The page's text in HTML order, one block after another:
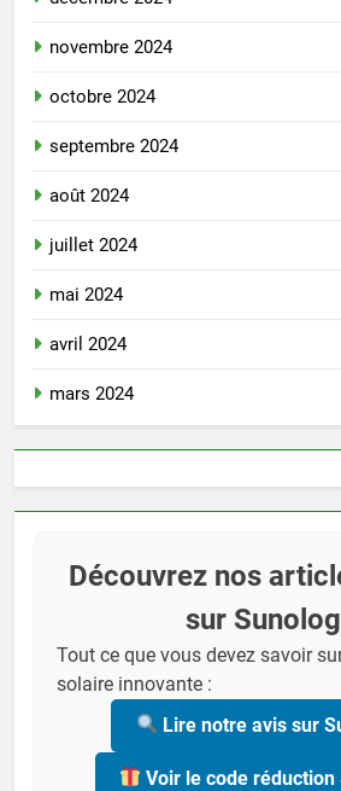
novembre 2024
octobre 2024
septembre 2024
août 2024
juillet 2024
mai 2024
avril 2024
mars 2024
Découvrez nos
sur
Tout ce que vous devez savoir
solaire innovante :
Lire notre avis sur
Voir le code réduction